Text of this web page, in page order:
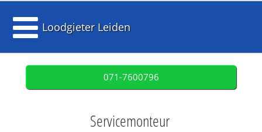
Loodgieter Leiden
071-7600796
Servicemonteur